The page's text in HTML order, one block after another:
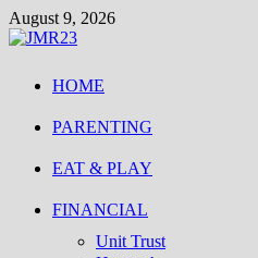
Skip
to
August 9, 2026
HOME
PARENTING
EAT & PLAY
FINANCIAL
Unit Trust